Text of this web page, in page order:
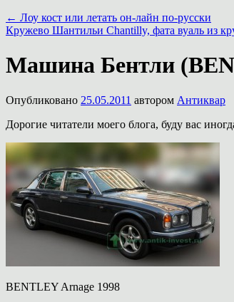
← Лоу кост или летать он-лайн по-русски
Кружево Шантильи Chantilly, фата вуаль из
Машина Бентли
Опубликовано 25.05.2011 автором Антиквар
Дорогие читатели моего блога, буду вас
BENTLEY Arnage 1998